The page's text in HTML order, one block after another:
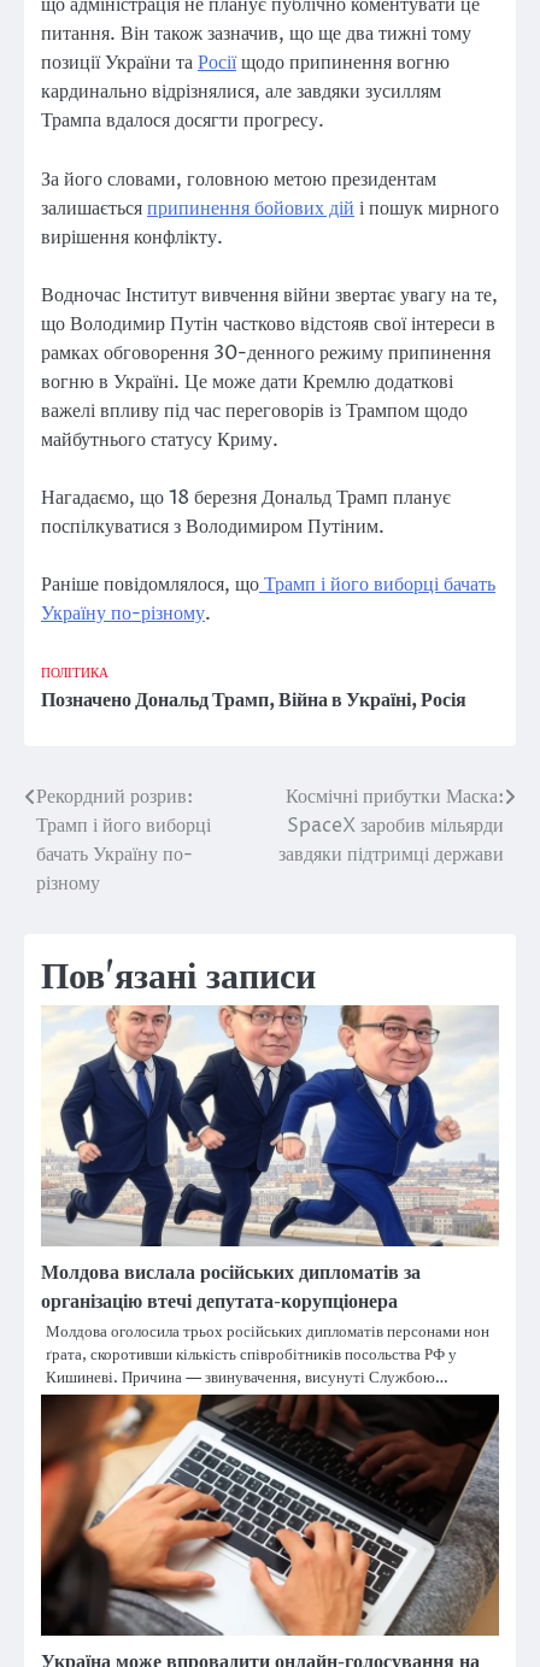
що адміністрація не планує публічно коментувати це
питання. Він також зазначив, що ще два тижні тому
позиції України таРосіїщодо припинення вогню
кардинально відрізнялися, але завдяки зусиллям
Трампа вдалося досягти прогресу.
За його словами, головною метою президентам
залишаєтьсяприпинення бойових дій і пошук мирного
вирішення конфлікту.
Водночас Інститут вивчення війни звертає увагу на те,
що Володимир Путін частково відстояв свої інтереси в
рамках обговорення 30-денного режиму припинення
вогню в Україні. Це може дати Кремлю додаткові
важелі впливу під час переговорів із Трампом щодо
майбутнього статусу Криму.
Нагадаємо, що 18 березня Дональд Трамп планує
поспілкуватися з Володимиром Путіним.
Раніше повідомлялося, щоТрамп і його виборці бачать
Україну по-різному.
ПОЛІТИКА
ПозначеноДональд Трамп,Війна в Україні,Росія
Навігація
записів
Рекордний розрив:
Трамп і його виборці
бачать Україну по-
різному
Космічні прибутки Маска:
SpaceX заробив мільярди
завдяки підтримці держави
Пов'язані записи
Молдова вислала російських дипломатів за
організацію втечі депутата-корупціонера
Молдова оголосила трьох російських дипломатів персонами нон
ґрата, скоротивши кількість співробітників посольства РФ у
Кишиневі. Причина — звинувачення, висунуті Службою…